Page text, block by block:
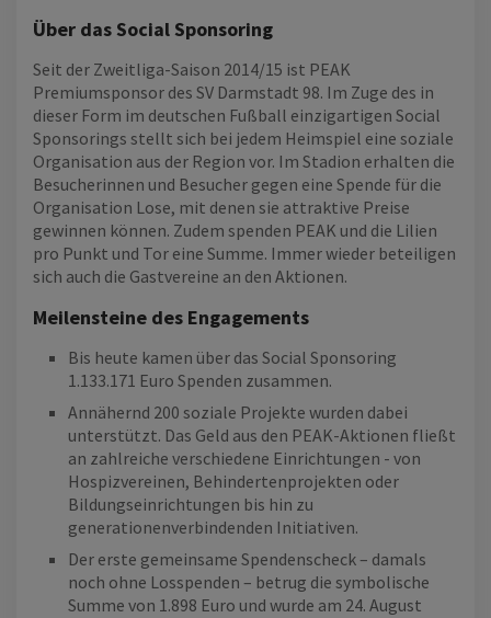
Über das Social Sponsoring
Seit der Zweitliga-Saison 2014/15 ist PEAK
Premiumsponsor des SV Darmstadt 98. Im Zuge des in
dieser Form im deutschen Fußball einzigartigen Social
Sponsorings stellt sich bei jedem Heimspiel eine soziale
Organisation aus der Region vor. Im Stadion erhalten die
Besucherinnen und Besucher gegen eine Spende für die
Organisation Lose, mit denen sie attraktive Preise
gewinnen können. Zudem spenden PEAK und die Lilien
pro Punkt und Tor eine Summe. Immer wieder beteiligen
sich auch die Gastvereine an den Aktionen.
Meilensteine des Engagements
Bis heute kamen über das Social Sponsoring
1.133.171 Euro Spenden zusammen.
Annähernd 200 soziale Projekte wurden dabei
unterstützt. Das Geld aus den PEAK-Aktionen fließt
an zahlreiche verschiedene Einrichtungen - von
Hospizvereinen, Behindertenprojekten oder
Bildungseinrichtungen bis hin zu
generationenverbindenden Initiativen.
Der erste gemeinsame Spendenscheck – damals
noch ohne Losspenden – betrug die symbolische
Summe von 1.898 Euro und wurde am 24. August